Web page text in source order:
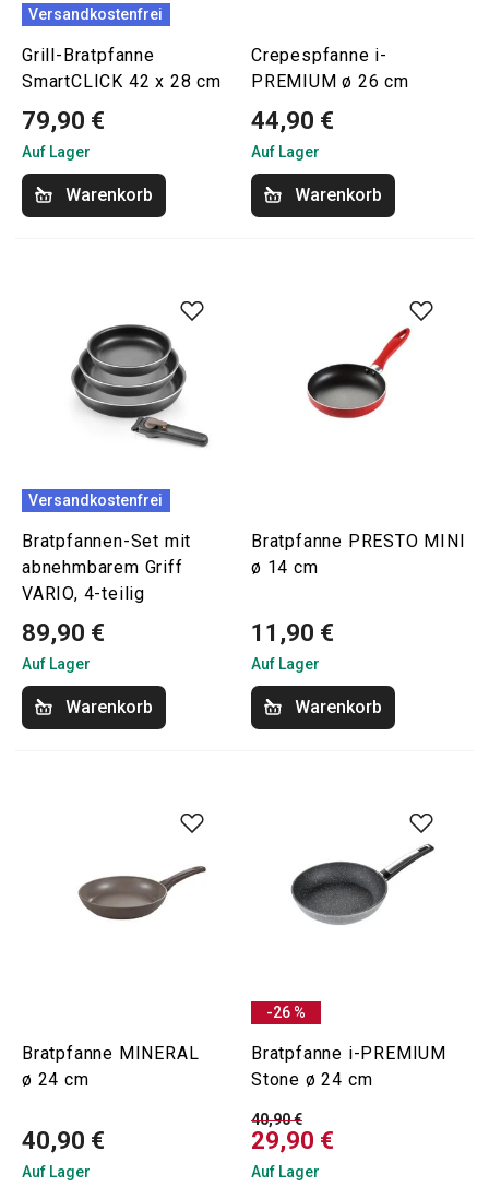
Versandkostenfrei
Grill-Bratpfanne
SmartCLICK 42 x 28 cm
79,90 €
Auf Lager
Warenkorb
Crepespfanne i-
PREMIUM ø 26 cm
44,90 €
Auf Lager
Warenkorb
Versandkostenfrei
Bratpfannen-Set mit
abnehmbarem Griff
VARIO, 4-teilig
89,90 €
Auf Lager
Warenkorb
Bratpfanne PRESTO MINI
ø 14 cm
11,90 €
Auf Lager
Warenkorb
Bratpfanne MINERAL
ø 24 cm
40,90 €
Auf Lager
-26 %
Bratpfanne i-PREMIUM
Stone ø 24 cm
40,90 €
29,90 €
Auf Lager